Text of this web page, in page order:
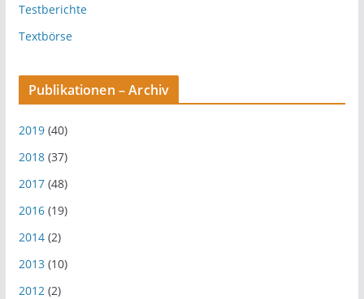
Testberichte
Textbörse
Publikationen – Archiv
2019(40)
2018(37)
2017(48)
2016(19)
2014(2)
2013(10)
2012(2)